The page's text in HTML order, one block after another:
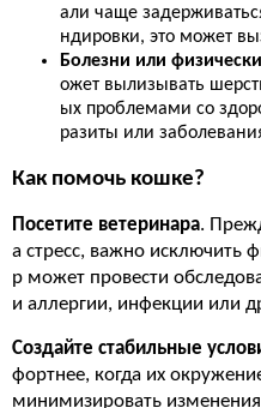
али чаще
ндировки, это может
Болезни или
ожет вылизывать
ых проблемами со
разиты или
Как помочь кошке?
Посетите ветеринара.
а стресс, важно исключить
р может провести
и аллергии, инфекции или
Создайте стабильные
фортнее, когда их
минимизировать